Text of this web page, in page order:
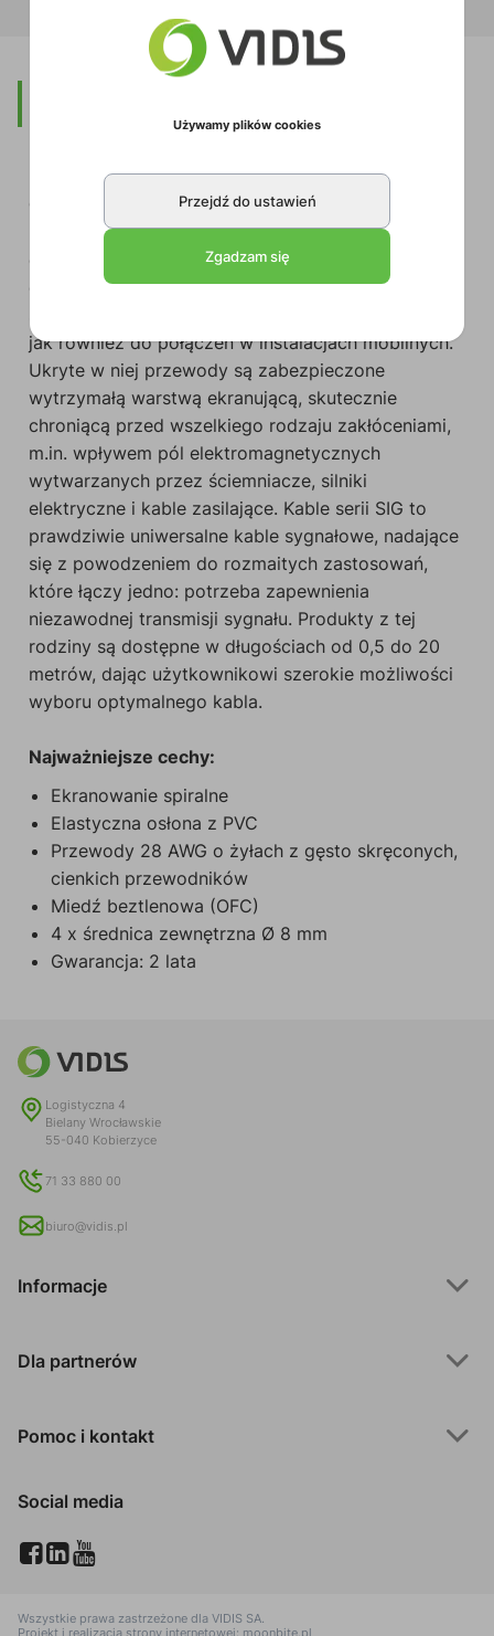
to kabel wykonanany z wykorzystaniem
przewodu SIG44 zakończony na każdym końców
dwoma męskimi złączami RCA. Łatwy w użyciu
dzięki wygodnej osłonie z PVC, doskonale nadaje
jak również do połączeń w instalacjach mobilnych.
Ukryte w niej przewody są zabezpieczone
wytrzymałą warstwą ekranującą, skutecznie
chroniącą przed wszelkiego rodzaju zakłóceniami,
m.in. wpływem pól elektromagnetycznych
wytwarzanych przez ściemniacze, silniki
elektryczne i kable zasilające. Kable serii SIG to
prawdziwie uniwersalne kable sygnałowe, nadające
się z powodzeniem do rozmaitych zastosowań,
które łączy jedno: potrzeba zapewnienia
niezawodnej transmisji sygnału. Produkty z tej
rodziny są dostępne w długościach od 0,5 do 20
metrów, dając użytkownikowi szerokie możliwości
wyboru optymalnego kabla.
Najważniejsze cechy:
Ekranowanie spiralne
Elastyczna osłona z PVC
Przewody 28 AWG o żyłach z gęsto skręconych,
cienkich przewodników
Miedź beztlenowa (OFC)
4 x średnica zewnętrzna Ø 8 mm
Gwarancja: 2 lata
Logistyczna 4
Bielany Wrocławskie
55-040 Kobierzyce
71 33 880 00
biuro@vidis.pl
Informacje
Dla partnerów
Pomoc i kontakt
Social media
Wszystkie prawa zastrzeżone dla VIDIS SA.
Używamy plików cookies
Przejdź do ustawień
Zgadzam się